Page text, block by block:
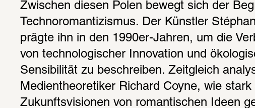
Zwischen diesen Polen bewegt sich der
Technoromantizismus. Der Künstler
prägte ihn in den 1990er-Jahren, um die
von technologischer Innovation und
Sensibilität zu beschreiben. Zeitgleich
Medientheoretiker Richard Coyne, wie stark
Zukunftsvisionen von romantischen Ideen